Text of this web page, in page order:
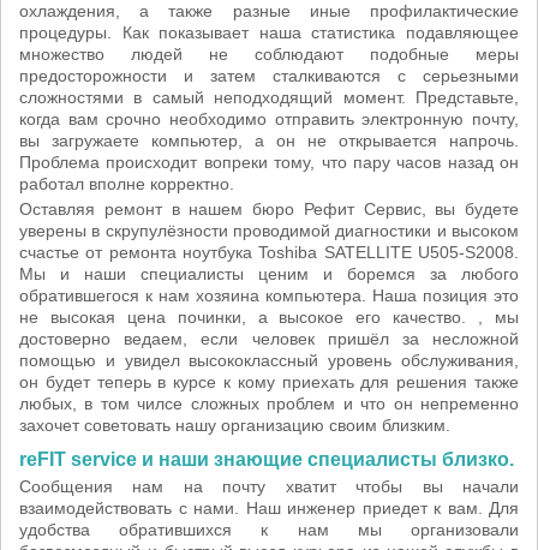
охлаждения, а также разные иные профилактические
процедуры. Как показывает наша статистика подавляющее
множество людей не соблюдают подобные меры
предосторожности и затем сталкиваются с серьезными
сложностями в самый неподходящий момент. Представьте,
когда вам срочно необходимо отправить электронную почту,
вы загружаете компьютер, а он не открывается напрочь.
Проблема происходит вопреки тому, что пару часов назад он
работал вполне корректно.
Оставляя ремонт в нашем бюро Рефит Сервис, вы будете
уверены в скрупулёзности проводимой диагностики и высоком
счастье от ремонта ноутбука Toshiba SATELLITE U505-S2008.
Мы и наши специалисты ценим и боремся за любого
обратившегося к нам хозяина компьютера. Наша позиция это
не высокая цена починки, а высокое его качество. , мы
достоверно ведаем, если человек пришёл за несложной
помощью и увидел высококлассный уровень обслуживания,
он будет теперь в курсе к кому приехать для решения также
любых, в том чилсе сложных проблем и что он непременно
захочет советовать нашу организацию своим близким.
reFIT service и наши знающие специалисты близко.
Сообщения нам на почту хватит чтобы вы начали
взаимодействовать с нами. Наш инженер приедет к вам. Для
удобства обратившихся к нам мы организовали